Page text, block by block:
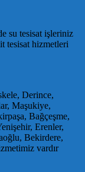
su tesisat işleriniz
tesisat hizmetleri
Derince,
Maşukiye,
Bağçeşme,
Erenler,
Bekirdere,
vardır